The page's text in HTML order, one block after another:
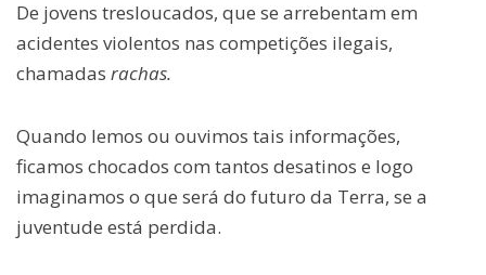
De jovens tresloucados, que se arrebentam em
acidentes violentos nas competições ilegais,
chamadas rachas.
Quando lemos ou ouvimos tais informações,
ficamos chocados com tantos desatinos e logo
imaginamos o que será do futuro da Terra, se a
juventude está perdida.